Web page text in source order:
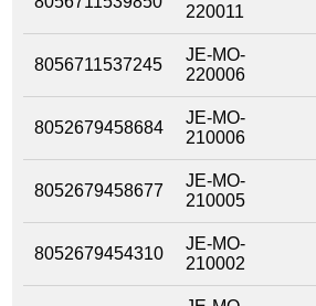
220011
8056711537245
JE-MO-
220006
8052679458684
JE-MO-
210006
8052679458677
JE-MO-
210005
8052679454310
JE-MO-
210002